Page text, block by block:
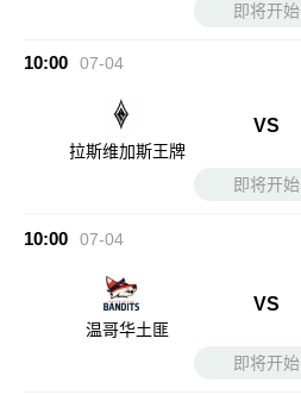
即将开始
10:00 07-04
拉斯维加斯王牌
VS
即将开始
10:00 07-04
温哥华土匪
VS
即将开始